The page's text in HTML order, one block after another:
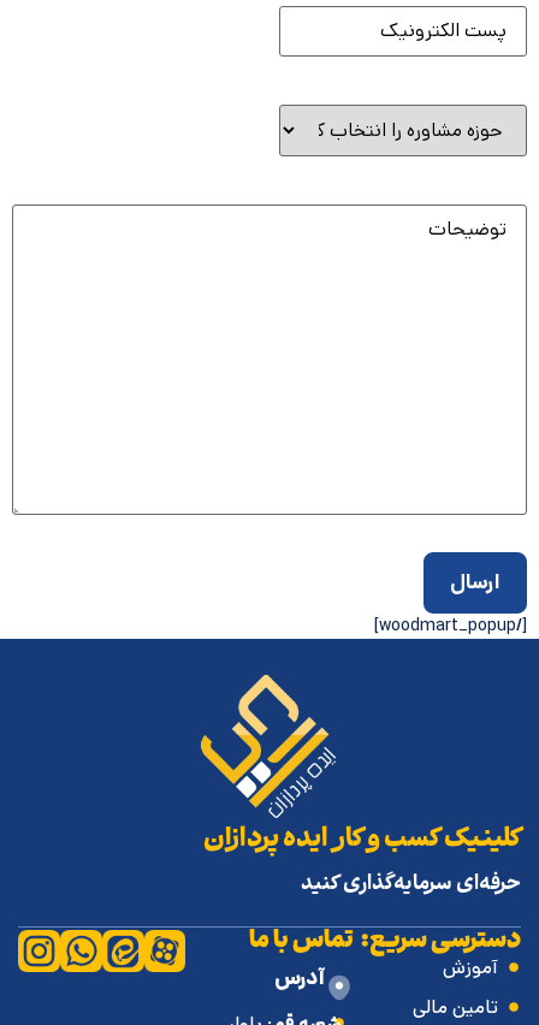
[/woodmart_popup]
کلینیک کسب و کار ایده پردازان
حرفه‌ای سرمایه‌گذاری کنید
دسترسی سریع:
آموزش
تامین مالی
تماس با ما
آدرس